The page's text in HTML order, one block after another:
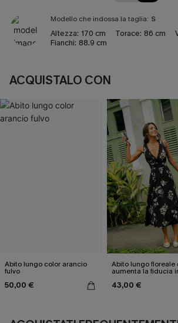
Modello che indossa la taglia: S
Altezza: 170 cm Torace: 86 cm
Fianchi: 88.9 cm
ACQUISTALO CON
Abito lungo color arancio
fulvo
50,00 €
Abito lungo floreale
aumenta la fiducia
43,00 €